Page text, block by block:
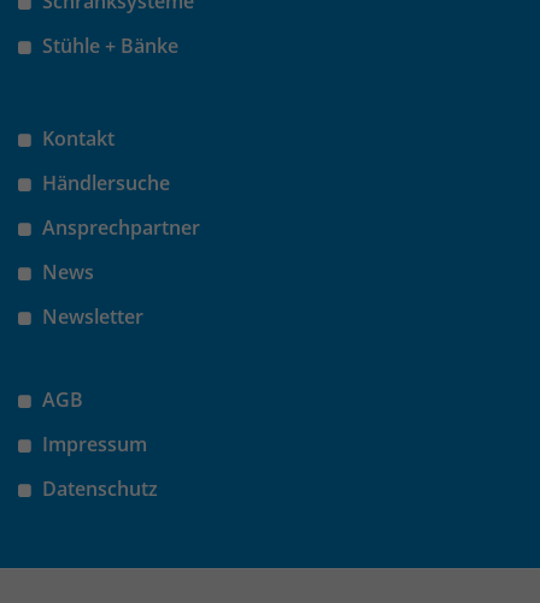
Stühle + Bänke
Kontakt
Händlersuche
Ansprechpartner
News
Newsletter
AGB
Impressum
Datenschutz